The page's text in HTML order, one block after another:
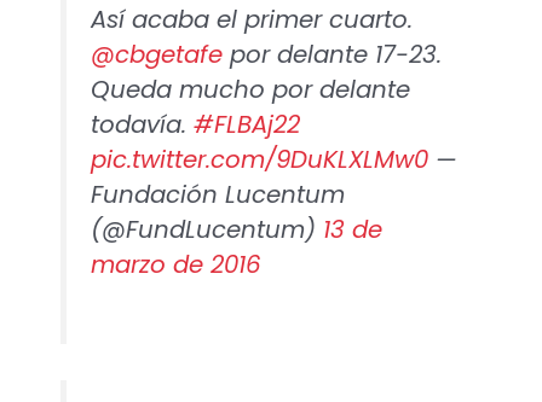
Así acaba el primer cuarto.
@cbgetafepor delante 17-23.
Queda mucho por delante
todavía. #FLBAj22
pic.twitter.com/9DuKLXLMw0—
Fundación Lucentum
(@FundLucentum) 13 de
marzo de 2016